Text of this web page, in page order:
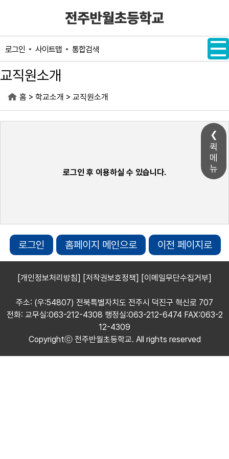
퀵
메
뉴
로그인 사이트맵 통합검색
교직원소개
홈 > 학교소개 > 교직원소개
로그인 후 이용하실 수 있습니다.
로그인 홈페이지 메인으로 이전 페이지로
[개인정보처리방침] [저작권보호정책] [이메일무단수집거부]
주소: (우:54807) 전북특별자치도 전주시 덕진구 혁신로 707
전화: 교무실:063-212-4308 행정실:063-212-6474 FAX:063-2
12-4309
Copyrightⓒ 전주반월초등학교. All rights reserved